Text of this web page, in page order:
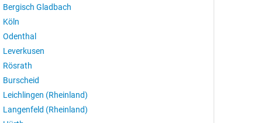
Bergisch Gladbach
Köln
Odenthal
Leverkusen
Rösrath
Burscheid
Leichlingen (Rheinland)
Langenfeld (Rheinland)